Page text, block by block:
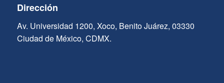
Dirección
Av. Universidad 1200, Xoco, Benito Juárez, 03330
Ciudad de México, CDMX.